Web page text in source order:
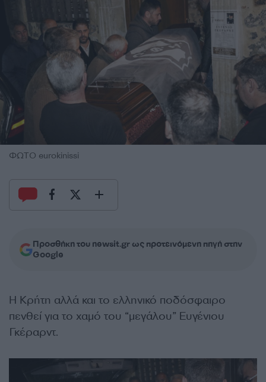
ΦΩΤΟ eurokinissi
Προσθήκη του newsit.gr ως προτεινόμενη πηγή στην
Google
Η Κρήτη αλλά και το ελληνικό ποδόσφαιρο
πενθεί για το χαμό του “μεγάλου” Ευγένιου
Γκέραρντ.